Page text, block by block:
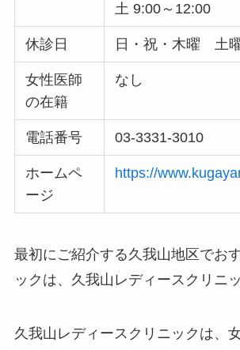
土 9:00～12:00
休診日 日・祝・木曜 土
女性医師
の在籍
なし
電話番号 03-3331-3010
ホームペ
ージ
https://
最初にご紹介する久我山地区でお
ックは、久我山レディースクリニ
久我山レディースクリニックは、